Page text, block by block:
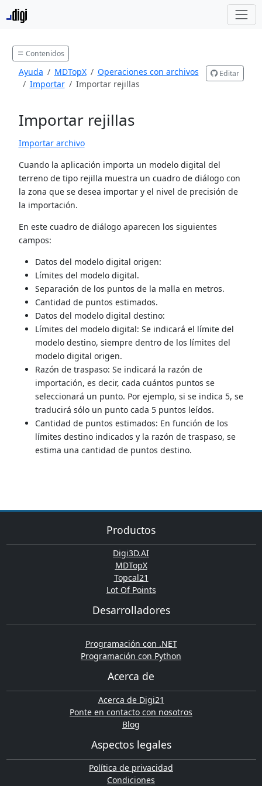
Contenidos
Ayuda MDTopX
Operaciones con archivos
Importar
Importar rejillas
Editar
Importar rejillas
Importar archivo
Cuando la aplicación importa un modelo digital del
terreno de tipo rejilla muestra un cuadro de diálogo con
la zona que se desea importar y el nivel de precisión de
la importación.
En este cuadro de diálogo aparecen los siguientes
campos:
Datos del modelo digital origen:
Límites del modelo digital.
Separación de los puntos de la malla en metros.
Cantidad de puntos estimados.
Datos del modelo digital destino:
Límites del modelo digital: Se indicará el límite del
modelo destino, siempre dentro de los límites del
modelo digital origen.
Razón de traspaso: Se indicará la razón de
importación, es decir, cada cuántos puntos se
seleccionará un punto. Por ejemplo, si se indica 5, se
traducirá sólo un punto cada 5 puntos leídos.
Cantidad de puntos estimados: En función de los
límites destino indicados y la razón de traspaso, se
estima una cantidad de puntos destino.
Productos
Digi3D.AI
MDTopX
Topcal21
Lot Of Points
Desarrolladores
Programación con .NET
Programación con Python
Acerca de
Acerca de Digi21
Ponte en contacto con nosotros
Blog
Aspectos legales
Política de privacidad
Condiciones